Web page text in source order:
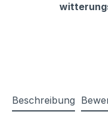
Beschreibung